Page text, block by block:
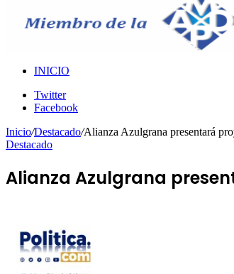
INICIO
Twitter
Facebook
Inicio/Destacado/Alianza Azulgrana presentará
Destacado
Alianza Azulgrana